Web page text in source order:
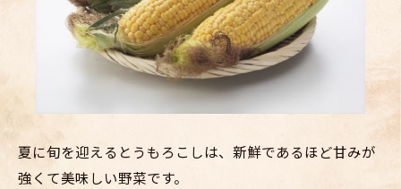
夏に旬を迎えるとうもろこしは、新鮮であるほど甘みが
強くて美味しい野菜です。